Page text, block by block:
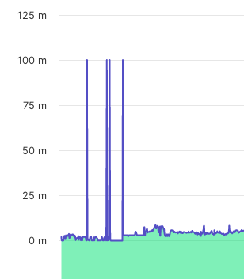
0 m
25 m
50 m
75 m
100 m
125 m